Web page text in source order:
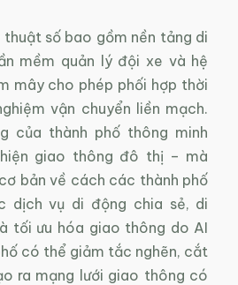
thuật số bao gồm nền tảng di
mềm quản lý đội xe và hệ
mây cho phép phối hợp thời
vận chuyển liền mạch.
của thành phố thông minh
giao thông đô thị – mà
bản về cách các thành phố
dịch vụ di động chia sẻ, di
tối ưu hóa giao thông do AI
có thể giảm tắc nghẽn, cắt
ra mạng lưới giao thông có